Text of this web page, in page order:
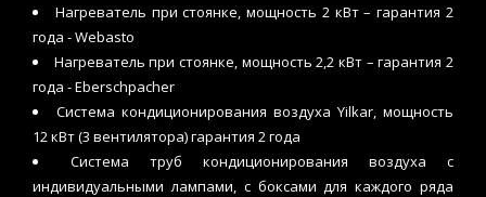
Нагреватель при стоянке, мощность 2 кВт – гарантия 2
года - Webasto
Нагреватель при стоянке, мощность 2,2 кВт – гарантия 2
года - Eberschpacher
Система кондиционирования воздуха Yilkar, мощность
12 кВт (3 вентилятора) гарантия 2 года
Система труб кондиционирования воздуха с
индивидуальными лампами, с боксами для каждого ряда